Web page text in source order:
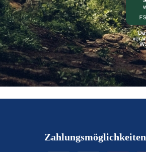
Zahlungsmöglichkeiten